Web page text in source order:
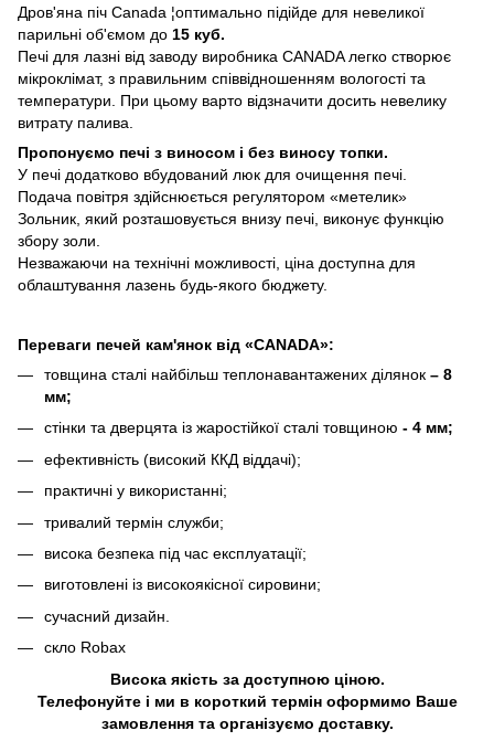
Дров'яна піч Canada ¦оптимально підійде для невеликої
парильні об'ємом до 15 куб.
Печі для лазні від заводу виробника CANADA легко створює
мікроклімат, з правильним співвідношенням вологості та
температури. При цьому варто відзначити досить невелику
витрату палива.
Пропонуємо печі з виносом і без виносу топки.
У печі додатково вбудований люк для очищення печі.
Подача повітря здійснюється регулятором «метелик»
Зольник, який розташовується внизу печі, виконує функцію
збору золи.
Незважаючи на технічні можливості, ціна доступна для
облаштування лазень будь-якого бюджету.
Переваги печей кам'янок від «CANADA»:
товщина сталі найбільш теплонавантажених ділянок – 8
мм;
стінки та дверцята із жаростійкої сталі товщиною - 4 мм;
ефективність (високий ККД віддачі);
практичні у використанні;
тривалий термін служби;
висока безпека під час експлуатації;
виготовлені із високоякісної сировини;
сучасний дизайн.
скло Robax
Висока якість за доступною ціною.
Телефонуйте і ми в короткий термін оформимо Ваше
замовлення та організуємо доставку.